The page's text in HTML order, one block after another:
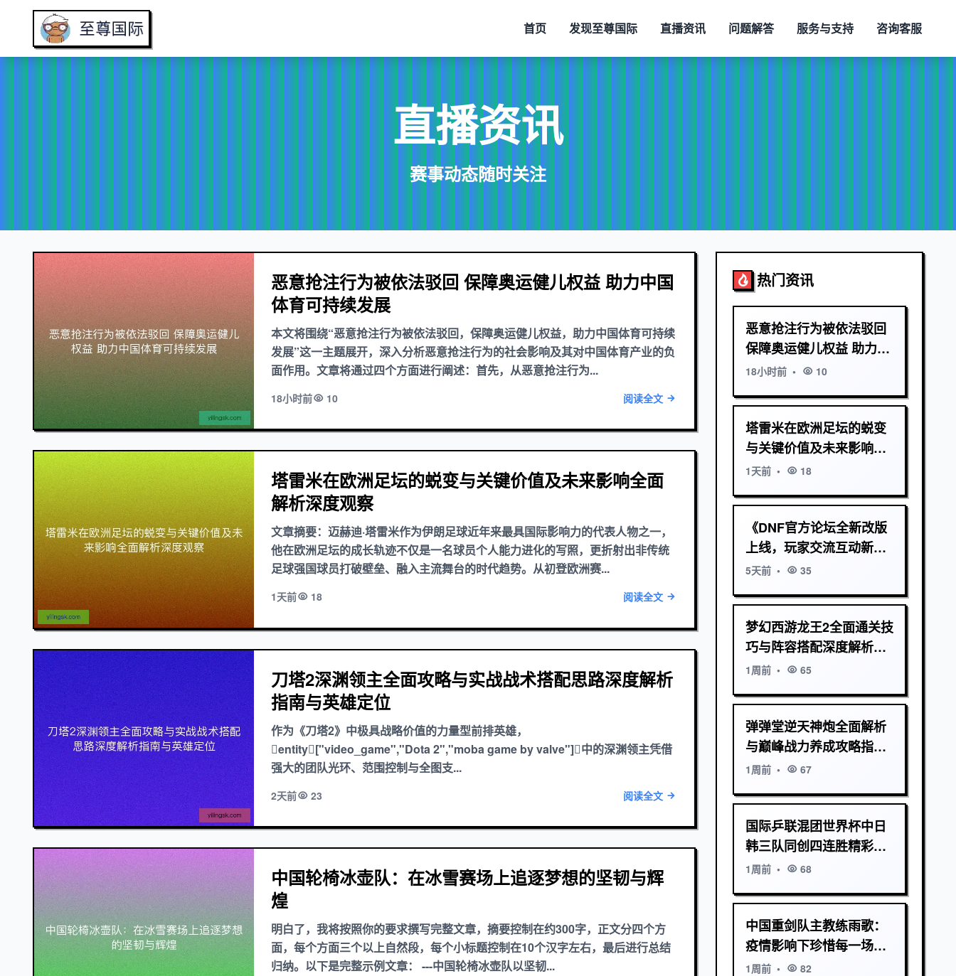
首页 发现至尊国际 直播资讯 问题解答 服务与支持 咨询客服
直播资讯
赛事动态随时关注
恶意抢注行为被依法驳回 保障奥运健儿权益 助力中国
体育可持续发展
本文将围绕“恶意抢注行为被依法驳回，保障奥运健儿权益，助力中国体育可持续
发展”这一主题展开，深入分析恶意抢注行为的社会影响及其对中国体育产业的负
面作用。文章将通过四个方面进行阐述：首先，从恶意抢注行为...
18小时前 10 阅读全文
塔雷米在欧洲足坛的蜕变与关键价值及未来影响全面
解析深度观察
文章摘要：迈赫迪·塔雷米作为伊朗足球近年来最具国际影响力的代表人物之一，
他在欧洲足坛的成长轨迹不仅是一名球员个人能力进化的写照，更折射出非传统
足球强国球员打破壁垒、融入主流舞台的时代趋势。从初登欧洲赛...
1天前 18 阅读全文
刀塔2深渊领主全面攻略与实战战术搭配思路深度解析
指南与英雄定位
作为《刀塔2》中极具战略价值的力量型前排英雄，
entity["video_game","Dota 2","moba game by valve"]中的深渊领主凭借
强大的团队光环、范围控制与全图支...
2天前 23 阅读全文
中国轮椅冰壶队：在冰雪赛场上追逐梦想的坚韧与辉
煌
明白了，我将按照你的要求撰写完整文章，摘要控制在约300字，正文分四个方
面，每个方面三个以上自然段，每个小标题控制在10个汉字左右，最后进行总结
归纳。以下是完整示例文章： ---中国轮椅冰壶队以坚韧...
热门资讯
恶意抢注行为被依法驳回
保障奥运健儿权益 助力中
国体育可持续发展
18小时前 • 10
塔雷米在欧洲足坛的蜕变
与关键价值及未来影响全
面解析深度观察
1天前 • 18
《DNF官方论坛全新改版
上线，玩家交流互动新体
验等你来探索》
5天前 • 35
梦幻西游龙王2全面通关技
巧与阵容搭配深度解析指
南及隐藏任务揭秘
1周前 • 65
弹弹堂逆天神炮全面解析
与巅峰战力养成攻略指南
深度玩法技巧揭秘
1周前 • 67
国际乒联混团世界杯中日
韩三队同创四连胜精彩对
决持续升温
1周前 • 68
中国重剑队主教练雨歌：
疫情影响下珍惜每一场比
赛的重要性与思考
1周前 • 82